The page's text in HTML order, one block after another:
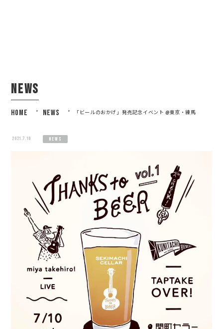
news
HOME > NEWS > 「ビールのおかげ」発売記念イベント @東京・練馬
2021.7.16 news